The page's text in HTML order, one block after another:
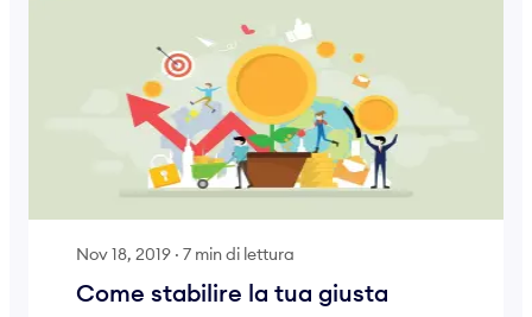
Nov 18, 2019 · 7 min di lettura
Come stabilire la tua giusta